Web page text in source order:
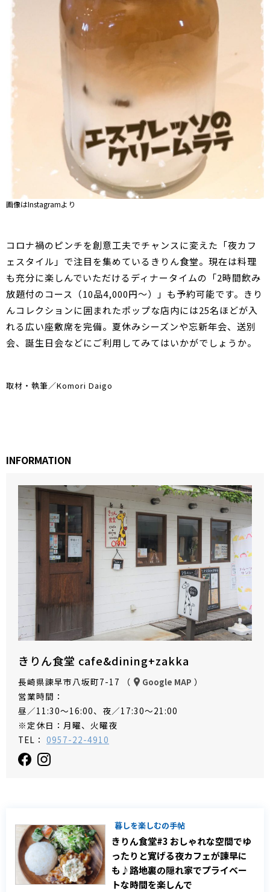
画像はInstagramより
コロナ禍のピンチを創意工夫でチャンスに変えた「夜カフ
ェスタイル」で注目を集めているきりん食堂。現在は料理
も充分に楽しんでいただけるディナータイムの「2時間飲み
放題付のコース（10品4,000円～）」も予約可能です。きり
んコレクションに囲まれたポップな店内には25名ほどが入
れる広い座敷席を完備。夏休みシーズンや忘新年会、送別
会、誕生日会などにご利用してみてはいかがでしょうか。
取材・執筆／Komori Daigo
INFORMATION
きりん食堂 cafe&dining+zakka
長崎県諫早市八坂町7-17 （ Google MAP ）
営業時間：
昼／11:30〜16:00、夜／17:30～21:00
※定休日：月曜、火曜夜
TEL： 0957-22-4910
暮しを楽しむの手帖
きりん食堂#3 おしゃれな空間でゆ
ったりと寛げる夜カフェが諫早に
も♪路地裏の隠れ家でプライベー
トな時間を楽しんで